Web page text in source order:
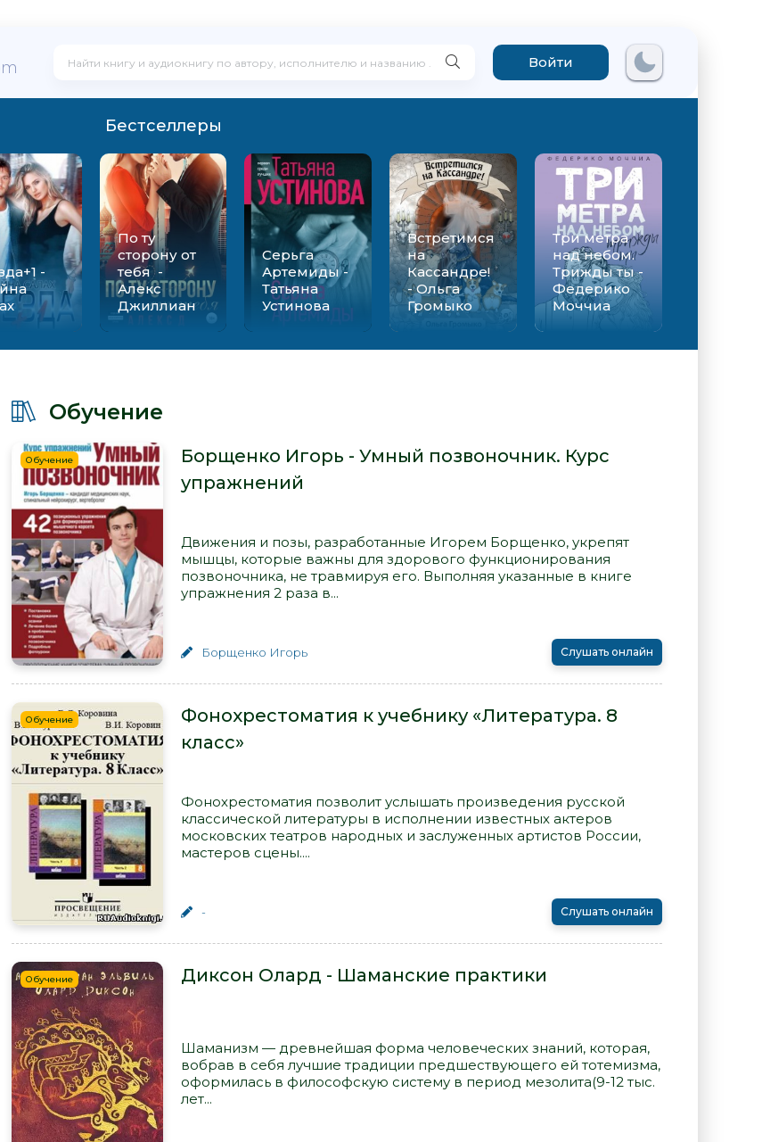
Войти
Бестселлеры
-
По ту
сторону от
тебя -
Алекс
Джиллиан
Серьга
Артемиды -
Татьяна
Устинова
Встретимся
на
Кассандре!
- Ольга
Громыко
Три метра
над небом.
Трижды ты -
Федерико
Моччиа
Обучение
Обучение
Борщенко Игорь - Умный позвоночник. Курс
упражнений
Движения и позы, разработанные Игорем Борщенко, укрепят
мышцы, которые важны для здорового функционирования
позвоночника, не травмируя его. Выполняя указанные в книге
упражнения 2 раза в...
Борщенко Игорь Слушать онлайн
Обучение
Фонохрестоматия к учебнику «Литература. 8
класс»
Фонохрестоматия позволит услышать произведения русской
классической литературы в исполнении известных актеров
московских театров народных и заслуженных артистов России,
мастеров сцены....
- Слушать онлайн
Обучение Диксон Олард - Шаманские практики
Шаманизм — древнейшая форма человеческих знаний, которая,
вобрав в себя лучшие традиции предшествующего ей тотемизма,
оформилась в философскую систему в период мезолита(9-12 тыс.
лет...